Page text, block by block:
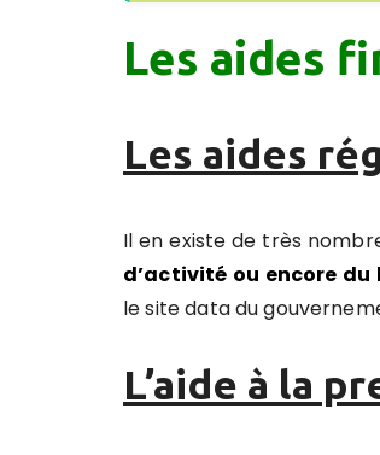
Les aides
Les aides
Il en existe de très
d’activité ou encore
le site data du
L’aide à la